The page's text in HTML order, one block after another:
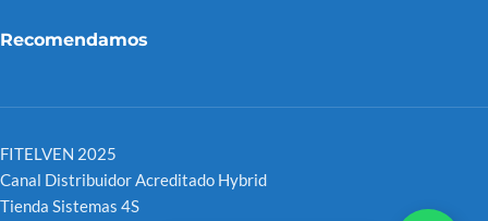
Recomendamos
FITELVEN 2025
Canal Distribuidor Acreditado Hybrid
Tienda Sistemas 4S